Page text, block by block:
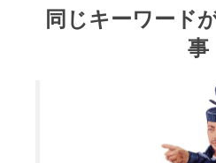
同じキーワード
事